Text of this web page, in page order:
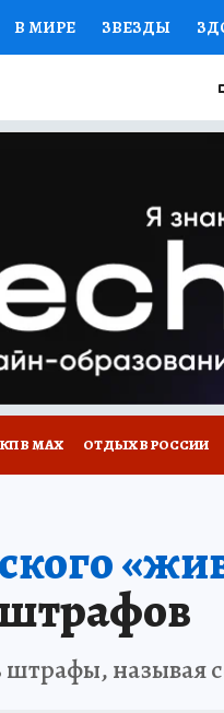
В МИРЕ ЗВЕЗДЫ
ПРОЕКТЫ
ЖЕНСКИЕ СЕКРЕТЫ
ГИД
КП В МАХ ОТДЫХ В РОССИИ
штрафов
называя